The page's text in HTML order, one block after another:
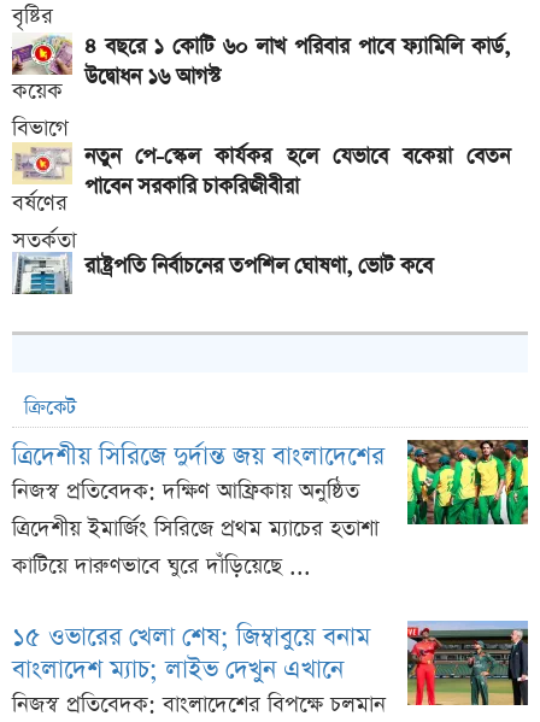
৪ বছরে ১ কোটি ৬০ লাখ পরিবার পাবে ফ্যামিলি কার্ড,
উদ্বোধন ১৬ আগস্ট
নতুন পে-স্কেল কার্যকর হলে যেভাবে বকেয়া বেতন
পাবেন সরকারি চাকরিজীবীরা
রাষ্ট্রপতি নির্বাচনের তপশিল ঘোষণা, ভোট কবে
ক্রিকেট
ত্রিদেশীয় সিরিজে দুর্দান্ত জয় বাংলাদেশের
নিজস্ব প্রতিবেদক: দক্ষিণ আফ্রিকায় অনুষ্ঠিত
ত্রিদেশীয় ইমার্জিং সিরিজে প্রথম ম্যাচের হতাশা
কাটিয়ে দারুণভাবে ঘুরে দাঁড়িয়েছে ...
১৫ ওভারের খেলা শেষ; জিম্বাবুয়ে বনাম
বাংলাদেশ ম্যাচ; লাইভ দেখুন এখানে
নিজস্ব প্রতিবেদক: বাংলাদেশের বিপক্ষে চলমান